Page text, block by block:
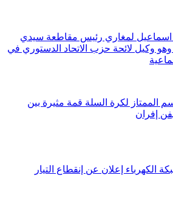
اسماعيل لمغاري رئيس مقاطعة سيدي
وكيل لائحة حزب الاتحاد الدستوري في
القسم الممتاز لكرة السلة قمة مثيرة بين
إفران
الكهرباء إعلان عن إنقطاع التيار